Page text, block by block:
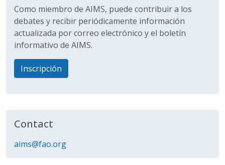
Como miembro de AIMS, puede contribuir a los
debates y recibir periódicamente información
actualizada por correo electrónico y el boletín
informativo de AIMS.
Inscripción
Contact
aims@fao.org